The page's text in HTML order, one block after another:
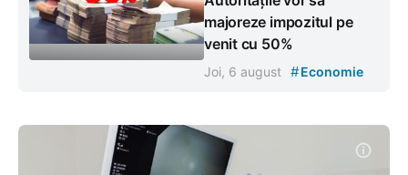
majoreze impozitul pe
venit cu 50%
Joi, 6 august #Economie